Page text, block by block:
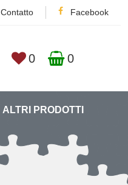
Contatto Facebook
0 0
ALTRI PRODOTTI